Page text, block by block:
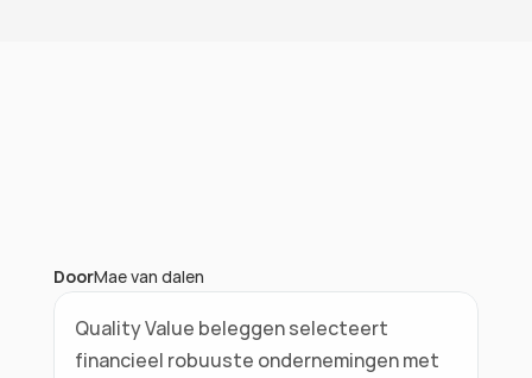
DoorMae van dalen
Quality Value beleggen selecteert
financieel robuuste ondernemingen met